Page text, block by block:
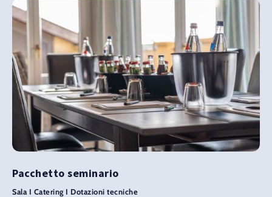
Pacchetto seminario
Sala I Catering I Dotazioni tecniche